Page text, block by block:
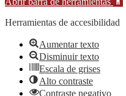
Herramientas de accesibilidad
Aumentar texto
Disminuir texto
Escala de grises
Alto contraste
Contraste negativo